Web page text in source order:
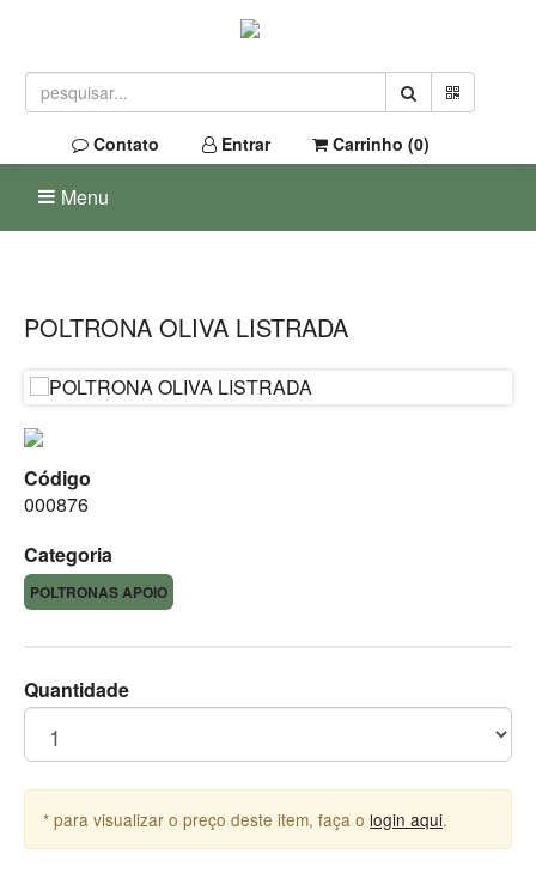
Contato Entrar Carrinho (0)
Menu
POLTRONA OLIVA LISTRADA
Código
000876
Categoria
POLTRONAS APOIO
Quantidade
* para visualizar o preço deste item, faça o login aqui.